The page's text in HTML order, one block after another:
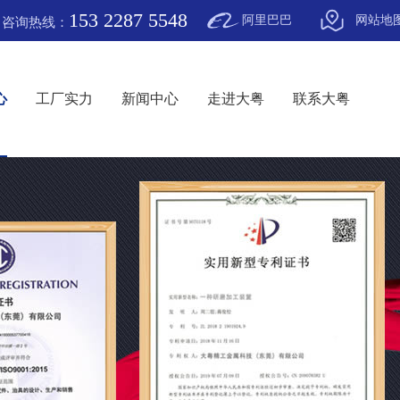
咨询热线： 153 2287 5548 阿里巴巴 网站地
工厂实力 新闻中心 走进大粤 联系大粤